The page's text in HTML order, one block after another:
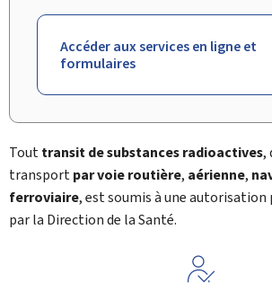
Accéder aux services en ligne et
formulaires
Touttransit de substances radioactives,
transportpar voie routière, aérienne,
ferroviaire, est soumis à une autorisation
par la Direction de la Santé.